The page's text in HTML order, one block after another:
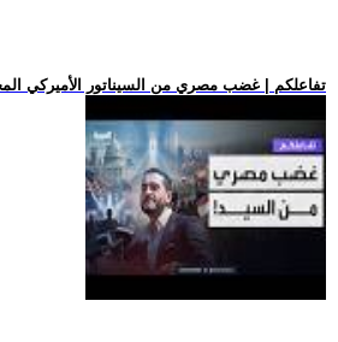
.. تفاعلكم | غضب مصري من السيناتور الأميركي